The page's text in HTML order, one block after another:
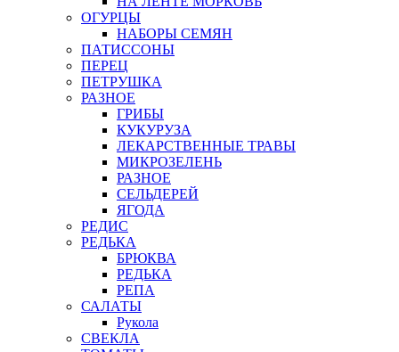
ОГУРЦЫ
НАБОРЫ СЕМЯН
ПАТИССОНЫ
ПЕРЕЦ
ПЕТРУШКА
РАЗНОЕ
ГРИБЫ
КУКУРУЗА
ЛЕКАРСТВЕННЫЕ ТРАВЫ
МИКРОЗЕЛЕНЬ
РАЗНОЕ
СЕЛЬДЕРЕЙ
ЯГОДА
РЕДИС
РЕДЬКА
БРЮКВА
РЕДЬКА
РЕПА
САЛАТЫ
Рукола
СВЕКЛА